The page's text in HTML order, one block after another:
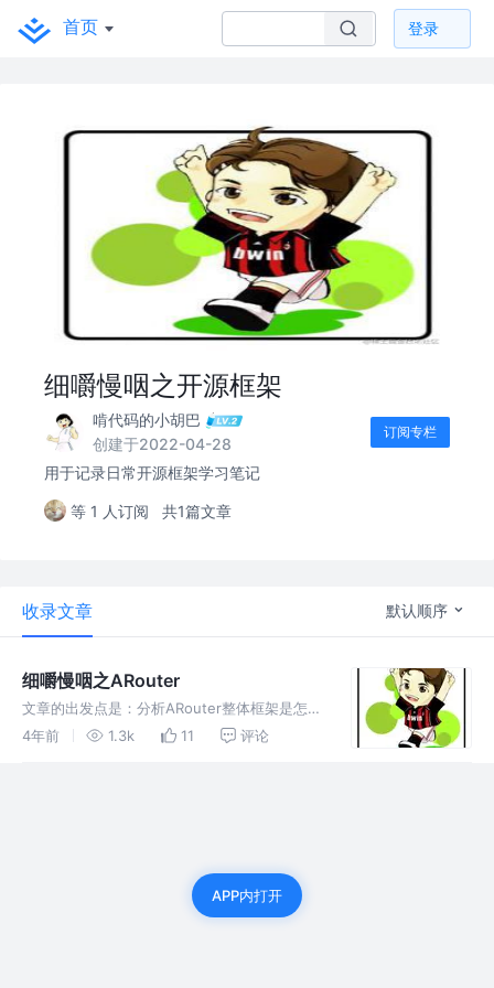
首页 登录
细嚼慢咽之开源框架
啃代码的小胡巴
创建于2022-04-28
订阅专栏
用于记录日常开源框架学习笔记
等 1 人订阅 共1篇文章
收录文章 默认顺序
细嚼慢咽之ARouter
文章的出发点是：分析ARouter整体框架是怎么
设计，使用了哪些技术，针对使用到的技术，掌
4年前 1.3k 11 评论
APP内打开